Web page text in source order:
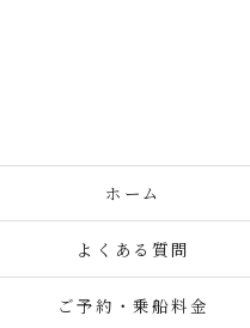
ホーム
よくある質問
ご予約・乗船料金